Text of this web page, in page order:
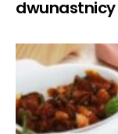
dwunastnicy